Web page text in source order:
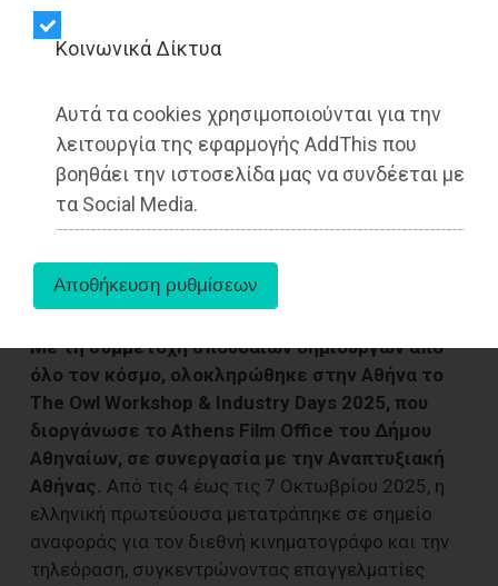
Kοινωνικά Δίκτυα
Αυτά τα cookies χρησιμοποιούνται για την
λειτουργία της εφαρμογής AddThis που
βοηθάει την ιστοσελίδα μας να συνδέεται με
τα Social Media.
Για ένα τετραήμερο, η Αθήνα φιλοξένησε
περισσότερους από 350 επαγγελματίες
Με τη συμμετοχή σπουδαίων δημιουργών από
όλο τον κόσμο, ολοκληρώθηκε στην Αθήνα το
The Owl Workshop & Industry Days 2025, που
διοργάνωσε το Athens Film Office του Δήμου
Αθηναίων, σε συνεργασία με την Αναπτυξιακή
Αθήνας. Από τις 4 έως τις 7 Οκτωβρίου 2025, η
ελληνική πρωτεύουσα μετατράπηκε σε σημείο
αναφοράς για τον διεθνή κινηματογράφο και την
τηλεόραση, συγκεντρώνοντας επαγγελματίες